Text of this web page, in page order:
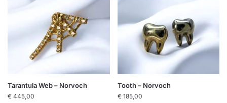
kan
gekozen
worden
productpagina
Tarantula Web – Norvoch
€ 445,00
Tooth – Norvoch
€ 185,00
Dit
product